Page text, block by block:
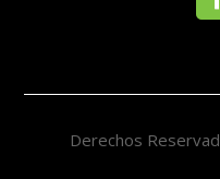
Derechos